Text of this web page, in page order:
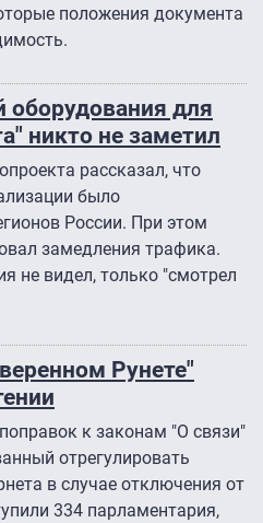
положения документа
для
никто не заметил
рассказал, что
было
России. При этом
замедления трафика.
не видел, только "смотрел
Рунете"
к законам "О связи"
отрегулировать
в случае отключения от
334 парламентария,